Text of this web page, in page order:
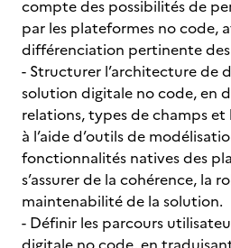
compte des possibilités de
par les plateformes no code,
différenciation pertinente
- Structurer l’architecture de
solution digitale no code, en
relations, types de champs
à l’aide d’outils de
fonctionnalités natives des
s’assurer de la cohérence, la
maintenabilité de la solution.
- Définir les parcours